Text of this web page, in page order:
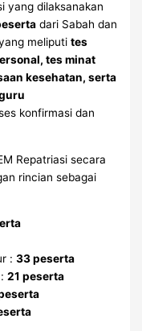
yang dilaksanakan
dari Sabah dan
meliputites
tes minat
kesehatan, serta
konfirmasi dan
Repatriasi secara
rincian sebagai
:33 peserta
:21 peserta